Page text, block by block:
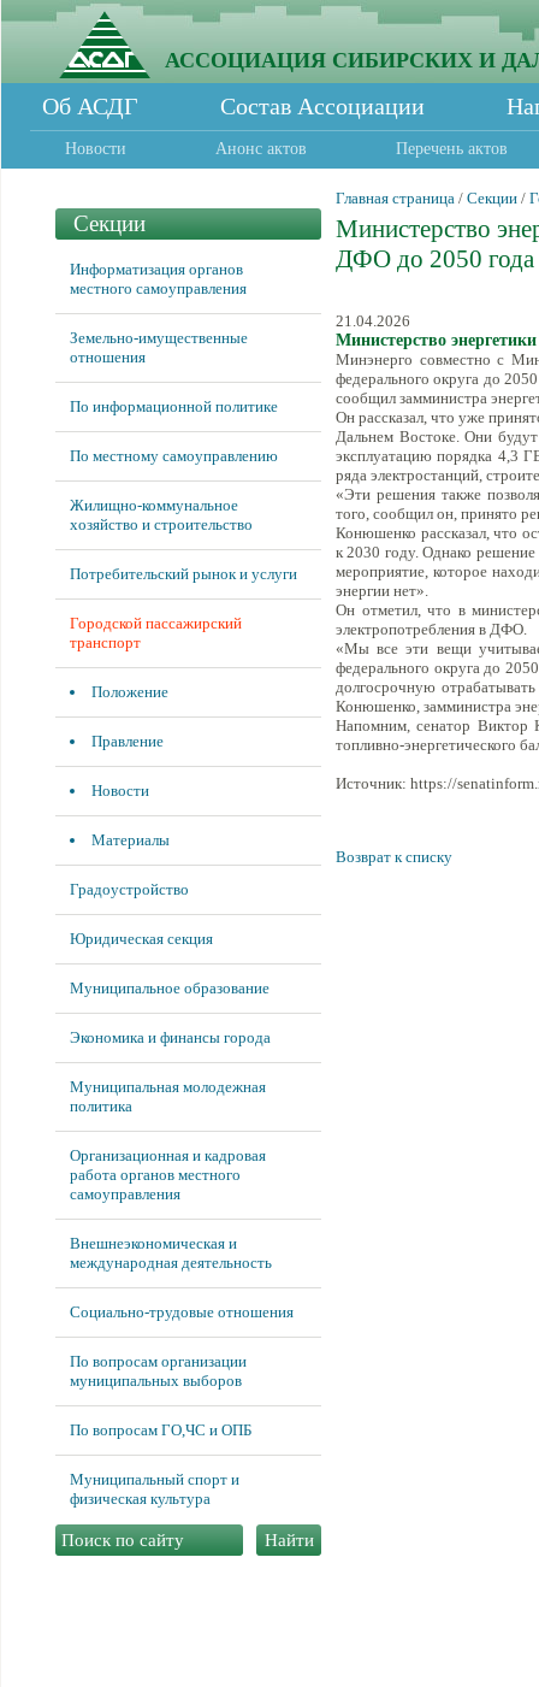
АССОЦИАЦИЯ СИБИРСКИХ И
Об АСДГ Состав Ассоциации
Новости Анонс актов Перечень актов
Секции
Информатизация органов
местного самоуправления
Земельно-имущественные
отношения
По информационной политике
По местному самоуправлению
Жилищно-коммунальное
хозяйство и строительство
Потребительский рынок и услуги
Городской пассажирский
транспорт
Положение
Правление
Новости
Материалы
Градоустройство
Юридическая секция
Муниципальное образование
Экономика и финансы города
Муниципальная молодежная
политика
Организационная и кадровая
работа органов местного
самоуправления
Внешнеэкономическая и
международная деятельность
Социально-трудовые отношения
По вопросам организации
муниципальных выборов
По вопросам ГО,ЧС и ОПБ
Муниципальный спорт и
физическая культура
Главная страница / Секции /
Министерство
ДФО до 2050 года
21.04.2026
Министерство
Минэнерго совместно с
федерального округа до
сообщил замминистра
Он рассказал, что уже
Дальнем Востоке. Они будут
эксплуатацию порядка 4,3
ряда электростанций,
«Эти решения также
того, сообщил он, принято
Конюшенко рассказал, что
к 2030 году. Однако решение
мероприятие, которое
энергии нет».
Он отметил, что в
электропотребления в ДФО.
«Мы все эти вещи
федерального округа до
долгосрочную
Конюшенко, замминистра
Напомним, сенатор Виктор
топливно-энергетического
Источник: https://
Возврат к списку